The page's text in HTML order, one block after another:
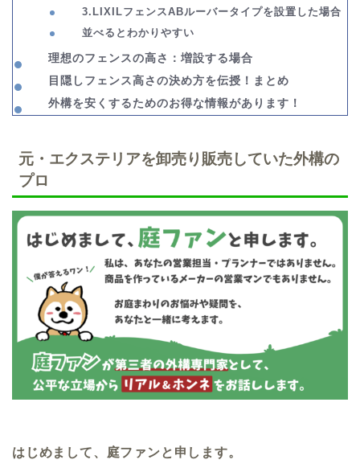
3.LIXILフェンスABルーバータイプを設置した場合
並べるとわかりやすい
理想のフェンスの高さ：増設する場合
目隠しフェンス高さの決め方を伝授！まとめ
外構を安くするためのお得な情報があります！
元・エクステリアを卸売り販売していた外構の
プロ
はじめまして、庭ファンと申します。